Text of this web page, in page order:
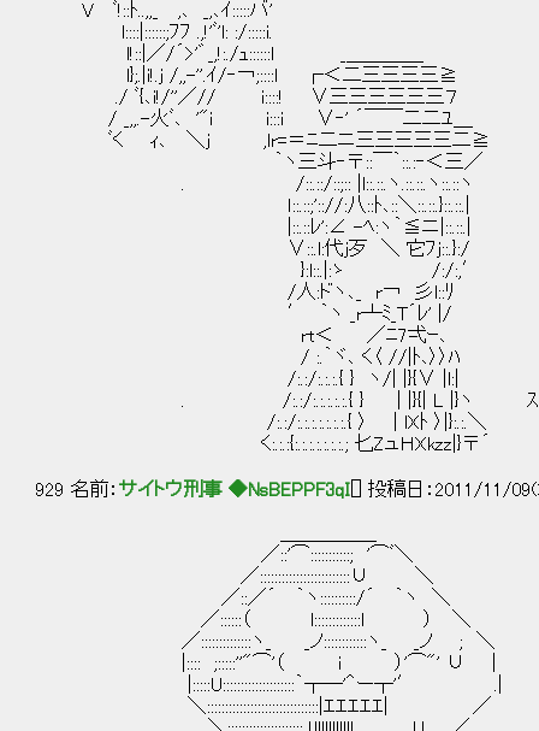
V ﾞ!::ﾄ..,,_ ,､ _,､ｲ:::::バ'
l::::|::::::;ﾌﾌ .,!'ﾞ'l: :/:::::i.
l!::|／/´>'゛_,!:./ｭ::::::l _＿＿＿＿
l};.|i!.j /,,-''.ｲ/‐￢;::::l ┌＜二三三三三≧
./ ﾞ{､i!/''／// i::::! ∨三三三三三三７
/ _,,.-火ﾞ､ '"i i:::i ∨‐' ´￣￣二二ﾕ＿
ﾞく ｨ､ ＼j ,lr=＝ﾆ二ニ三三三三三二≧
｀ヽ三斗‐〒::￣｀::.:‐＜三／
. /::.::/::;:: |l::.::.ヽ.::.::.ヽ::.::ヽ
ｌ::.::;':://:八::ﾄ､::＼::.::.}::.::.|
|::.::ﾚ':∠ -ﾍ:ヽ｀≦ニ|::.::.|
∨::.l:代j歹 ＼ 它ﾌj::.}:/ あー
}:l::.|:ゝ /:/:,′
/人:ドヽ､_ r￢ 彡l::ﾘ
′ ｀ヽ _r┴ﾐ_T´ﾚ' |/
rt＜ ／ﾆ7弌ｰ､
/ :.｀ヾ､ く〈 //|ﾄ､〉〉ﾊ
/:.:/:.:.:.{ } ヽ/| |}{∨ |l:|
. /:.:/:.:.:.:.:.{ } | |}{| L |}ヽ ｽﾞﾙ
/:.:/:.:.:.:.:.:.:.{ 〉 | lXﾄ 〉|}:.:.＼
く:.:.:{:.:.:.:.:.:.:.; 匕ZュＨXkzz|}〒´
929 名前： サイトウ刑事 ◆NsBEPPF3qI [] 投稿日：2011/11/
／::'⌒:::::::::::; '⌒ﾞ＼
／:::::::::::::::::::::::::∪ ＼
／::／´ ｀ヽ::::::::::/´ ｀ヽ ＼
／::::::（ l:::::::::::::l ） ＼
／::::::::::::::ヽ_ _ノ::::::::::::ヽ_ _ノ ; ＼
|:::: ;:::::''"⌒'（ i ）'⌒"' ∪ | 一体、やる
|:::::U::::::::::::::::::::｀┬─'＾ー┬'′ .|
＼:::::::::::::::::::::::::::::::|ｴｴｴｴｴ| ／